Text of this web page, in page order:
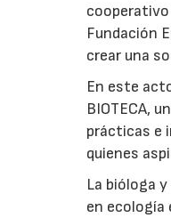
Fundación
crear una
En este
BIOTECA,
prácticas e
quienes
La bióloga
en ecología